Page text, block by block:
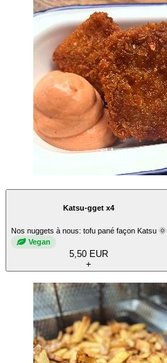
Katsu-gget x4
Nos nuggets à nous: tofu pané façon Katsu 🌞
Vegan
5,50 EUR
+